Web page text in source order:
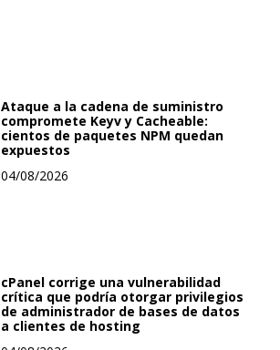
Ataque a la cadena de suministro
compromete Keyv y Cacheable:
cientos de paquetes NPM quedan
expuestos
04/08/2026
cPanel corrige una vulnerabilidad
crítica que podría otorgar privilegios
de administrador de bases de datos
a clientes de hosting